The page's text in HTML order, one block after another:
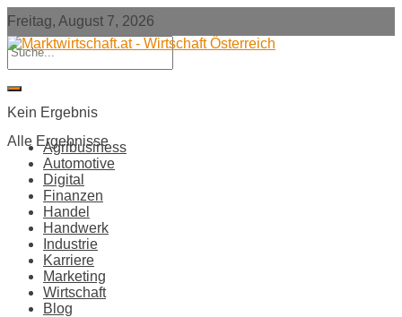
Freitag, August 7, 2026
Kein Ergebnis
Alle Ergebnisse
Agribusiness
Automotive
Digital
Finanzen
Handel
Handwerk
Industrie
Karriere
Marketing
Wirtschaft
Blog